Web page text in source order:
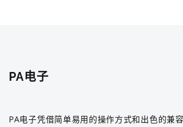
PA电子
PA电子凭借简单易用的操作方式和出色的兼